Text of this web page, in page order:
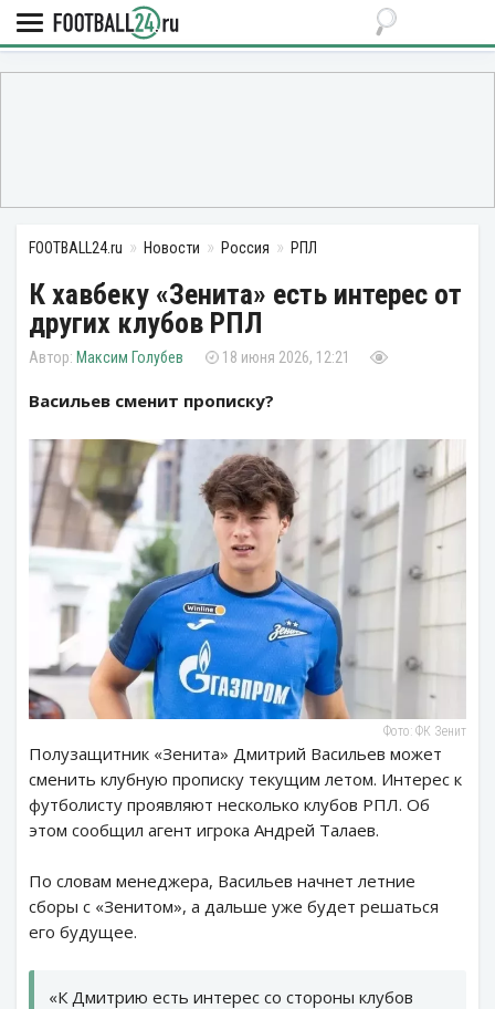
FOOTBALL24.ru Новости Россия РПЛ
К хавбеку «Зенита» есть интерес от
других клубов РПЛ
Максим Голубев 18 июня 2026, 12:21
Васильев сменит прописку?
Фото: ФК Зенит
Полузащитник «Зенита» Дмитрий Васильев может
сменить клубную прописку текущим летом. Интерес к
футболисту проявляют несколько клубов РПЛ. Об
этом сообщил агент игрока Андрей Талаев.
По словам менеджера, Васильев начнет летние
сборы с «Зенитом», а дальше уже будет решаться
его будущее.
«К Дмитрию есть интерес со стороны клубов